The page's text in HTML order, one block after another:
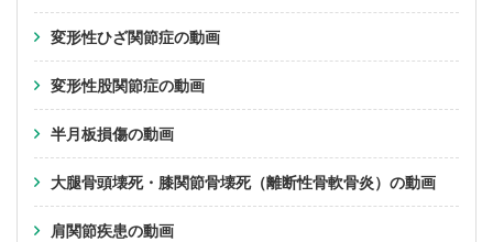
変形性ひざ関節症の動画
変形性股関節症の動画
半月板損傷の動画
大腿骨頭壊死・膝関節骨壊死（離断性骨軟骨炎）の動画
肩関節疾患の動画